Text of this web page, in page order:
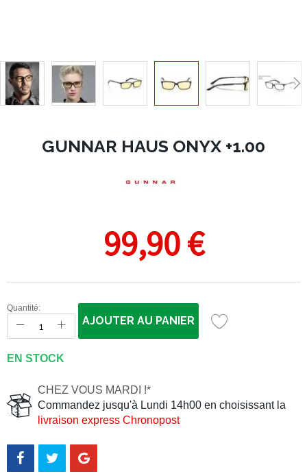
GUNNAR HAUS ONYX +1.00
99,90 €
Quantité:
AJOUTER AU PANIER
EN STOCK
CHEZ VOUS MARDI !*
Commandez jusqu'à Lundi 14h00 en choisissant la
livraison express Chronopost